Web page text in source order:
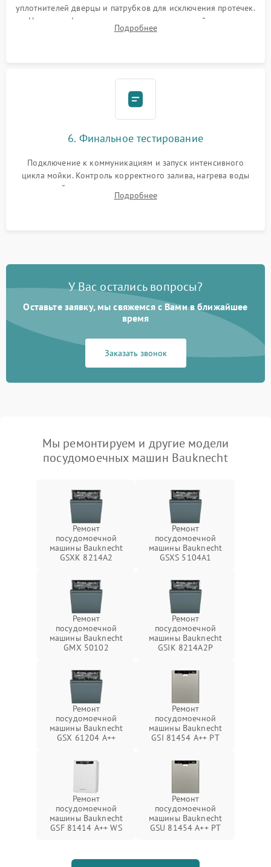
уплотнителей дверцы и патрубков для исключения протечек.
Надежная фиксация хомутов гидравлической системы,
сборка корпуса и установка датчика поплавка.
Подробнее
6. Финальное тестирование
Подключение к коммуникациям и запуск интенсивного
цикла мойки. Контроль корректного залива, нагрева воды
до нужной температуры, отсутствия посторонних шумов,
штатного слива и абсолютной сухости в поддоне.
Подробнее
У Вас остались вопросы?
Оставьте заявку, мы свяжемся с Вами в ближайшее
время
Заказать звонок
Мы ремонтируем и другие модели
посудомоечных машин Bauknecht
Ремонт
посудомоечной
машины Bauknecht
GSXK 8214A2
Ремонт
посудомоечной
машины Bauknecht
GSXS 5104A1
Ремонт
посудомоечной
машины Bauknecht
GMX 50102
Ремонт
посудомоечной
машины Bauknecht
GSIK 8214A2P
Ремонт
посудомоечной
машины Bauknecht
GSX 61204 A++
Ремонт
посудомоечной
машины Bauknecht
GSI 81454 A++ PT
Ремонт
посудомоечной
машины Bauknecht
GSF 81414 A++ WS
Ремонт
посудомоечной
машины Bauknecht
GSU 81454 A++ PT